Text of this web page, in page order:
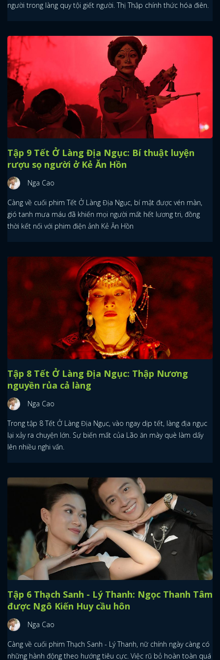
người trong làng quy tội giết người. Thị Thập chính thức hóa điên.
Tập 9 Tết Ở Làng Địa Ngục: Bí thuật luyện
rượu sọ người ở Kẻ Ăn Hồn
Nga Cao
Càng về cuối phim Tết Ở Làng Địa Ngục, bí mật được vén màn,
gió tanh mưa máu đã khiến mọi người mất hết lương tri, đồng
thời kết nối với phim điện ảnh Kẻ Ăn Hồn
Tập 8 Tết Ở Làng Địa Ngục: Thập Nương
nguyền rủa cả làng
Nga Cao
Trong tập 8 Tết Ở Làng Địa Ngục, vào ngay dịp tết, làng địa ngục
lại xảy ra chuyện lớn. Sự biến mất của Lão ăn mày què làm dấy
lên nhiều nghi vấn.
Tập 6 Thạch Sanh - Lý Thanh: Ngọc Thanh Tâm
được Ngô Kiến Huy cầu hôn
Nga Cao
Càng về cuối phim Thạch Sanh - Lý Thanh, nữ chính ngày càng có
những hành động theo hướng tiêu cực. Việc rũ bỏ hoàn toàn quá